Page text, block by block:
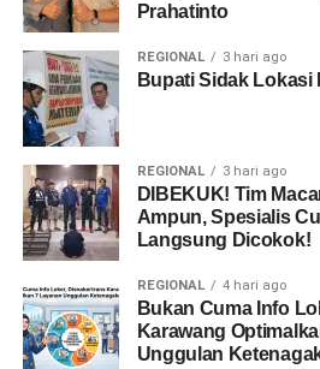
Prahatinto
REGIONAL 3 hari ago
Bupati Sidak Lokasi
REGIONAL 3 hari ago
DIBEKUK! Tim
Ampun, Spesialis
Langsung Dicokok!
REGIONAL 4 hari ago
Bukan Cuma Info
Karawang
Unggulan